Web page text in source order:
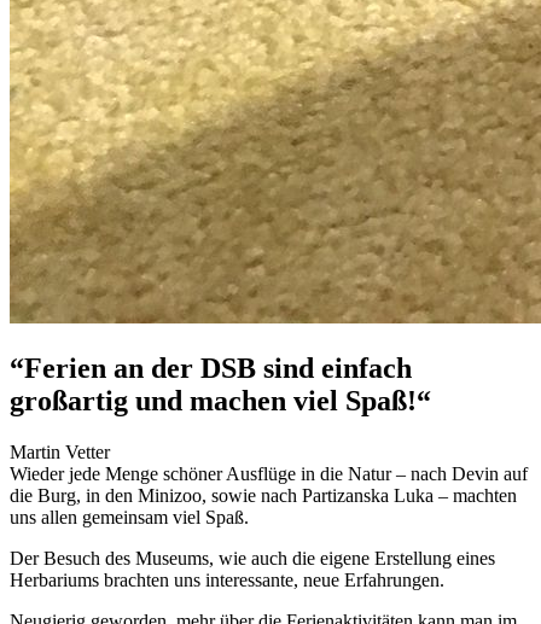
“Ferien an der DSB sind einfach
großartig und machen viel Spaß!“
Martin Vetter
Wieder jede Menge schöner Ausflüge in die Natur – nach Devin auf
die Burg, in den Minizoo, sowie nach Partizanska Luka – machten
uns allen gemeinsam viel Spaß.
Der Besuch des Museums, wie auch die eigene Erstellung eines
Herbariums brachten uns interessante, neue Erfahrungen.